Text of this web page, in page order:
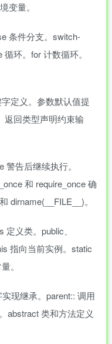
变量。
条件分支。switch-
环。for 计数循环。
定义。参数默认值提
返回类型声明约束输
告后继续执行。
和 require_once 确
dirname(__FILE__)。
义类。public、
指向当前实例。static
。
现继承。parent:: 调用
abstract 类和方法定义